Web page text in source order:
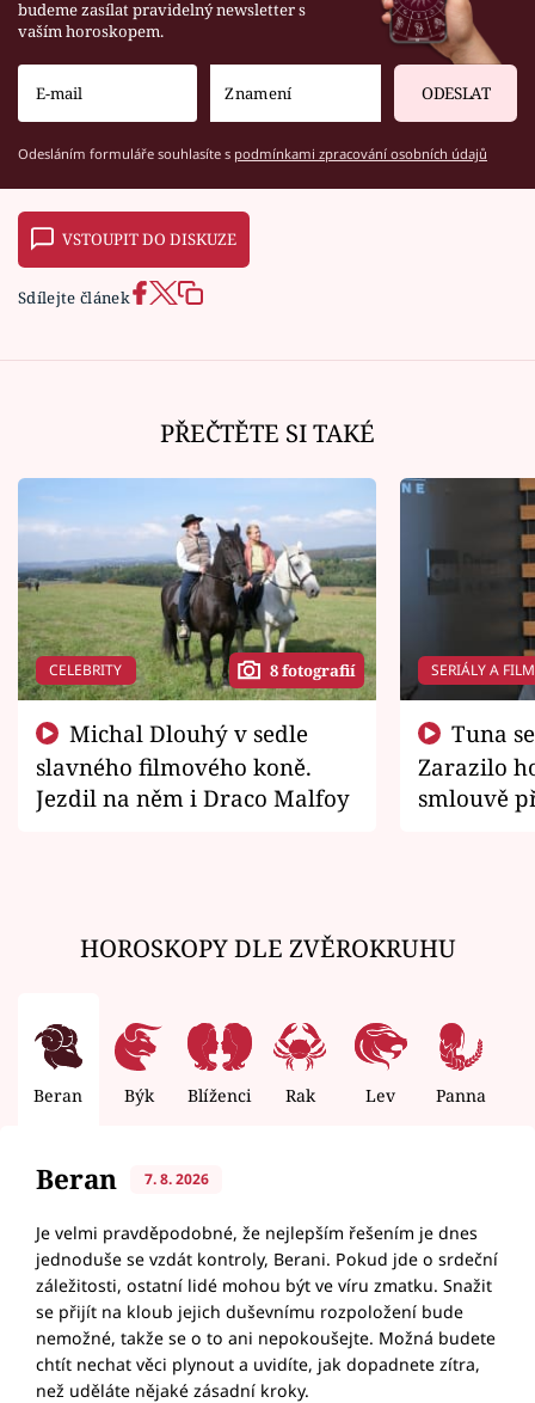
budeme zasílat pravidelný newsletter s
vaším horoskopem.
ODESLAT
Odesláním formuláře souhlasíte s podmínkami zpracování osobních údajů
VSTOUPIT DO DISKUZE
Sdílejte článek
PŘEČTĚTE SI TAKÉ
CELEBRITY 8 fotografií
slavného filmového koně.
Jezdil na něm i Draco Malfoy
SERIÁLY A
Zarazilo
smlouvě
HOROSKOPY DLE ZVĚROKRUHU
Beran Býk Blíženci Rak Lev Panna
Beran 7. 8. 2026
Je velmi pravděpodobné, že nejlepším řešením je dnes
jednoduše se vzdát kontroly, Berani. Pokud jde o srdeční
záležitosti, ostatní lidé mohou být ve víru zmatku. Snažit
se přijít na kloub jejich duševnímu rozpoložení bude
nemožné, takže se o to ani nepokoušejte. Možná budete
chtít nechat věci plynout a uvidíte, jak dopadnete zítra,
než uděláte nějaké zásadní kroky.